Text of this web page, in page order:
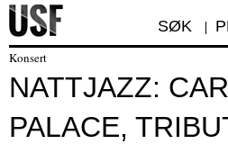
SØK
Konsert
NATTJAZZ:
PALACE,